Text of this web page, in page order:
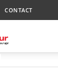
CONTACT